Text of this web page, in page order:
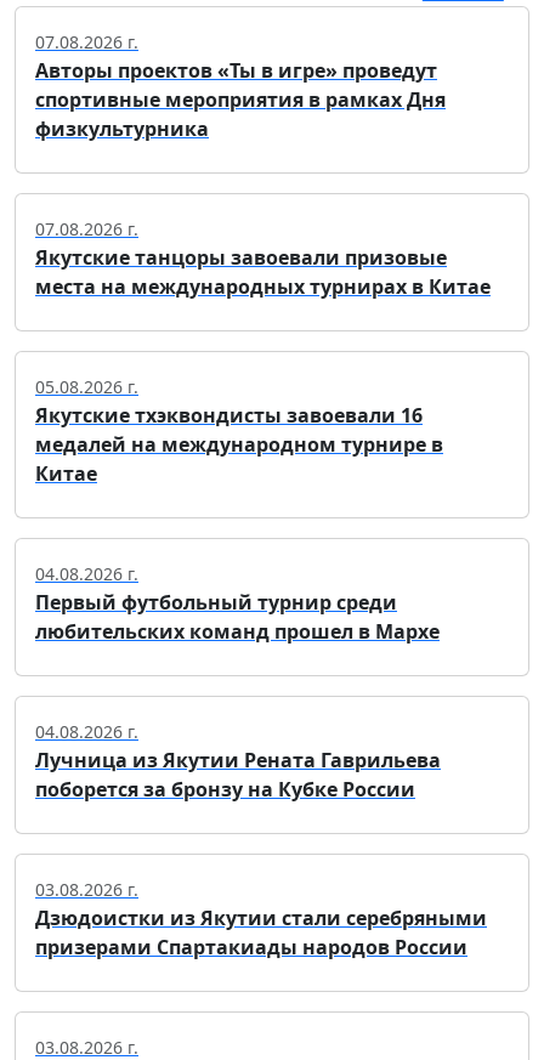
07.08.2026 г.
Авторы проектов «Ты в игре» проведут
спортивные мероприятия в рамках Дня
физкультурника
07.08.2026 г.
Якутские танцоры завоевали призовые
места на международных турнирах в Китае
05.08.2026 г.
Якутские тхэквондисты завоевали 16
медалей на международном турнире в
Китае
04.08.2026 г.
Первый футбольный турнир среди
любительских команд прошел в Мархе
04.08.2026 г.
Лучница из Якутии Рената Гаврильева
поборется за бронзу на Кубке России
03.08.2026 г.
Дзюдоистки из Якутии стали серебряными
призерами Спартакиады народов России
03.08.2026 г.